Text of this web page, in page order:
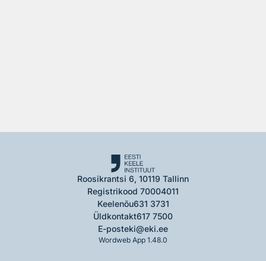
Roosikrantsi 6, 10119 Tallinn
Registrikood 70004011
Keelenõu631 3731
Üldkontakt617 7500
E-posteki@eki.ee
Wordweb App 1.48.0